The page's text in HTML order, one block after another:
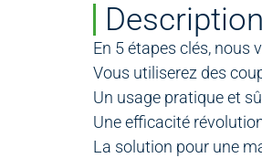
En 5 étapes clés, nous
Vous utiliserez des
Un usage pratique et
Une efficacité
La solution pour une